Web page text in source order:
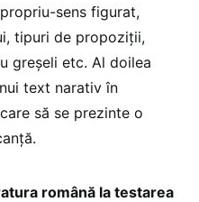
sens figurat,
tipuri de propoziții,
greșeli etc. Al doilea
text narativ în
să se prezinte o
română la testarea